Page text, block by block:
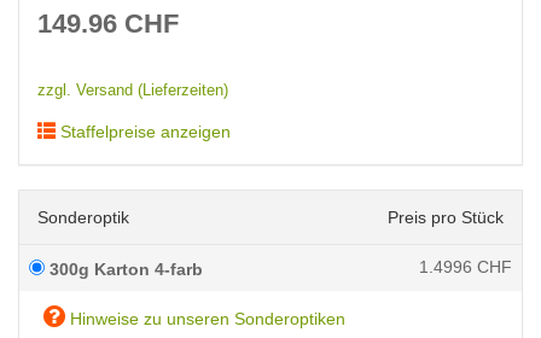
149.96 CHF
zzgl. Versand (Lieferzeiten)
Staffelpreise anzeigen
Sonderoptik Preis pro Stück
300g Karton 4-farb 1.4996 CHF
Hinweise zu unseren Sonderoptiken